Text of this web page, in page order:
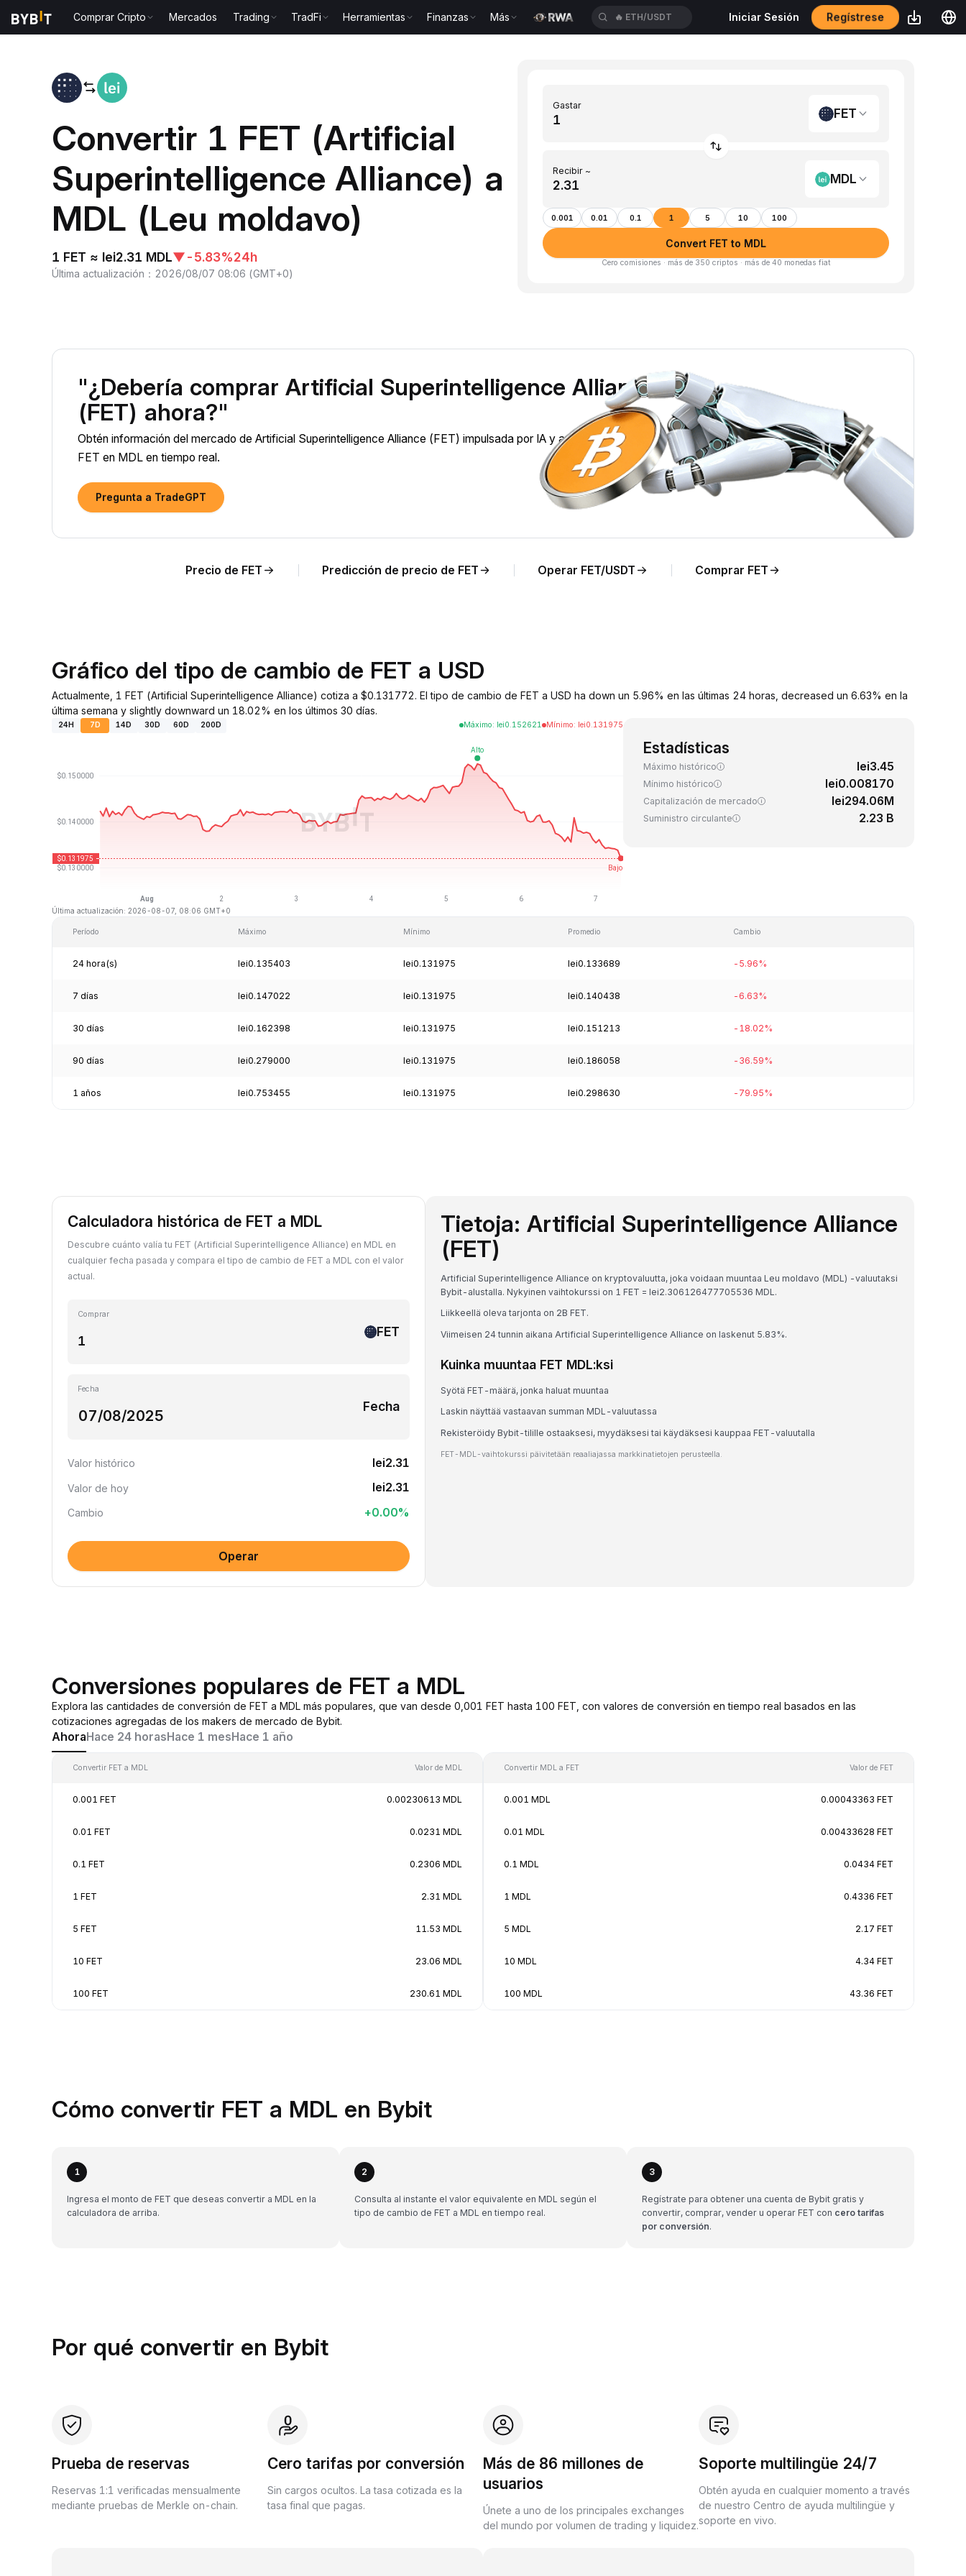
Comprar Cripto Mercados Trading TradFi Herramientas Finanzas Más 🔥 ETH/USDT Iniciar Sesión Regístrese
Convertir 1 FET (Artificial
Superintelligence Alliance) a
MDL (Leu moldavo)
1 FET ≈ lei2.31 MDL▼-5.83%24h
Última actualización ： 2026/08/07 08:06 (GMT+0)
Gastar
FET
Recibir ~
MDL
0.001 0.01 0.1 1 5 10 100
Convert FET to MDL
Cero comisiones · más de 350 criptos · más de 40 monedas fiat
"¿Debería comprar Artificial Superintelligence Alliance
(FET) ahora?"
Obtén información del mercado de Artificial Superintelligence Alliance (FET) impulsada por IA y análisis del precio de
FET en MDL en tiempo real.
Pregunta a TradeGPT
Precio de FET Predicción de precio de FET Operar FET/USDT Comprar FET
Gráfico del tipo de cambio de FET a USD
Actualmente, 1 FET (Artificial Superintelligence Alliance) cotiza a $0.131772. El tipo de cambio de FET a USD ha down un 5.96% en las últimas 24 horas, decreased un 6.63% en la
última semana y slightly downward un 18.02% en los últimos 30 días.
24H 7D 14D 30D 60D 200D Máximo: lei0.152621 Mínimo: lei0.131975
Última actualización: 2026-08-07, 08:06 GMT+0
Estadísticas
Máximo histórico lei3.45
Mínimo histórico lei0.008170
Capitalización de mercado lei294.06M
Suministro circulante 2.23 B
Período Máximo Mínimo Promedio Cambio
24 hora(s) lei0.135403 lei0.131975 lei0.133689 -5.96%
7 días lei0.147022 lei0.131975 lei0.140438 -6.63%
30 días lei0.162398 lei0.131975 lei0.151213 -18.02%
90 días lei0.279000 lei0.131975 lei0.186058 -36.59%
1 años lei0.753455 lei0.131975 lei0.298630 -79.95%
Calculadora histórica de FET a MDL
Descubre cuánto valía tu FET (Artificial Superintelligence Alliance) en MDL en
cualquier fecha pasada y compara el tipo de cambio de FET a MDL con el valor
actual.
Comprar
FET
Fecha
Fecha
Valor histórico lei2.31
Valor de hoy lei2.31
Cambio +0.00%
Operar
Tietoja: Artificial Superintelligence Alliance
(FET)
Artificial Superintelligence Alliance on kryptovaluutta, joka voidaan muuntaa Leu moldavo (MDL) -valuutaksi
Bybit-alustalla. Nykyinen vaihtokurssi on 1 FET = lei2.306126477705536 MDL.
Liikkeellä oleva tarjonta on 2B FET.
Viimeisen 24 tunnin aikana Artificial Superintelligence Alliance on laskenut 5.83%.
Kuinka muuntaa FET MDL:ksi
Syötä FET-määrä, jonka haluat muuntaa
Laskin näyttää vastaavan summan MDL-valuutassa
Rekisteröidy Bybit-tilille ostaaksesi, myydäksesi tai käydäksesi kauppaa FET-valuutalla
FET-MDL-vaihtokurssi päivitetään reaaliajassa markkinatietojen perusteella.
Conversiones populares de FET a MDL
Explora las cantidades de conversión de FET a MDL más populares, que van desde 0,001 FET hasta 100 FET, con valores de conversión en tiempo real basados en las
cotizaciones agregadas de los makers de mercado de Bybit.
AhoraHace 24 horasHace 1 mesHace 1 año
Convertir FET a MDL Valor de MDL
0.001 FET 0.00230613 MDL
0.01 FET 0.0231 MDL
0.1 FET 0.2306 MDL
1 FET 2.31 MDL
5 FET 11.53 MDL
10 FET 23.06 MDL
100 FET 230.61 MDL
Convertir MDL a FET Valor de FET
0.001 MDL 0.00043363 FET
0.01 MDL 0.00433628 FET
0.1 MDL 0.0434 FET
1 MDL 0.4336 FET
5 MDL 2.17 FET
10 MDL 4.34 FET
100 MDL 43.36 FET
Cómo convertir FET a MDL en Bybit
1
Ingresa el monto de FET que deseas convertir a MDL en la
calculadora de arriba.
2
Consulta al instante el valor equivalente en MDL según el
tipo de cambio de FET a MDL en tiempo real.
3
Regístrate para obtener una cuenta de Bybit gratis y
convertir, comprar, vender u operar FET con cero tarifas
por conversión.
Por qué convertir en Bybit
Prueba de reservas
Reservas 1:1 verificadas mensualmente
mediante pruebas de Merkle on-chain.
Cero tarifas por conversión
Sin cargos ocultos. La tasa cotizada es la
tasa final que pagas.
Más de 86 millones de
usuarios
Únete a uno de los principales exchanges
del mundo por volumen de trading y liquidez.
Soporte multilingüe 24/7
Obtén ayuda en cualquier momento a través
de nuestro Centro de ayuda multilingüe y
soporte en vivo.